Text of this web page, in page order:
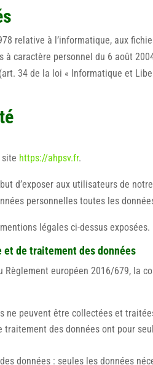
relative à l’informatique, aux
caractère personnel du 6 août
34 de la loi « Informatique et
https://ahpsv.fr.
d’exposer aux utilisateurs de
personnelles toutes les
légales ci-dessus exposées.
de traitement des données
Règlement européen 2016/679,
ne peuvent être collectées et
des données ont pour
données : seules les données